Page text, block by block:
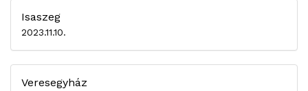
Isaszeg
2023.11.10.
Veresegyház